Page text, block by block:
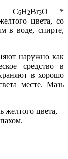
С6Н2Вr3O *
цвета, со
в воде, спирте,
наружно как
средство в
в хорошо
месте. Мазь
желтого цвета,